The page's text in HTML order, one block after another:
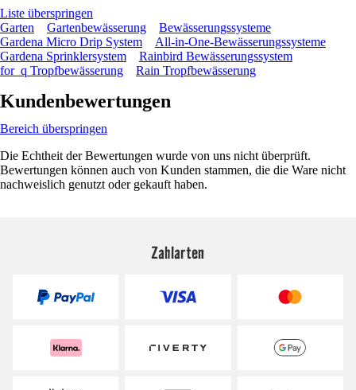
Liste überspringen
Garten
Gartenbewässerung
Bewässerungssysteme
Gardena Micro Drip System
All-in-One-Bewässerungssysteme
Gardena Sprinklersystem
Rainbird Bewässerungssystem
for_q Tropfbewässerung
Rain Tropfbewässerung
Kundenbewertungen
Bereich überspringen
Die Echtheit der Bewertungen wurde von uns nicht überprüft.
Bewertungen können auch von Kunden stammen, die die Ware nicht
nachweislich genutzt oder gekauft haben.
Zahlarten